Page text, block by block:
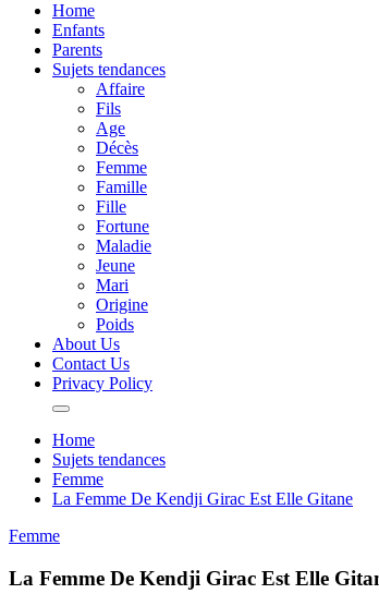
Home
Enfants
Parents
Sujets tendances
Affaire
Fils
Age
Décès
Femme
Famille
Fille
Fortune
Maladie
Jeune
Mari
Origine
Poids
About Us
Contact Us
Privacy Policy
Home
Sujets tendances
Femme
La Femme De Kendji Girac Est Elle Gitane
Femme
La Femme De Kendji Girac Est Elle